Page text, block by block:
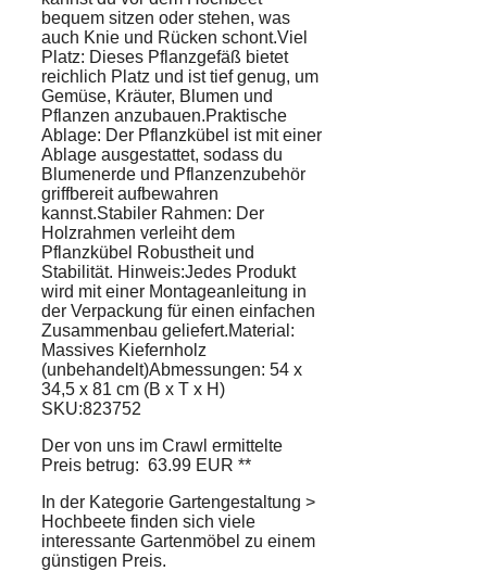
bequem sitzen oder stehen, was
auch Knie und Rücken schont.Viel
Platz: Dieses Pflanzgefäß bietet
reichlich Platz und ist tief genug, um
Gemüse, Kräuter, Blumen und
Pflanzen anzubauen.Praktische
Ablage: Der Pflanzkübel ist mit einer
Ablage ausgestattet, sodass du
Blumenerde und Pflanzenzubehör
griffbereit aufbewahren
kannst.Stabiler Rahmen: Der
Holzrahmen verleiht dem
Pflanzkübel Robustheit und
Stabilität. Hinweis:Jedes Produkt
wird mit einer Montageanleitung in
der Verpackung für einen einfachen
Zusammenbau geliefert.Material:
Massives Kiefernholz
(unbehandelt)Abmessungen: 54 x
34,5 x 81 cm (B x T x H)
SKU:823752
Der von uns im Crawl ermittelte
Preis betrug: 63.99 EUR **
In der Kategorie Gartengestaltung >
Hochbeete finden sich viele
interessante Gartenmöbel zu einem
günstigen Preis.